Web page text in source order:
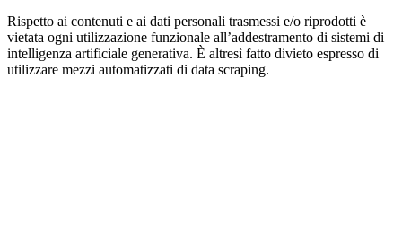
Rispetto ai contenuti e ai dati personali trasmessi e/o riprodotti è
vietata ogni utilizzazione funzionale all’addestramento di sistemi di
intelligenza artificiale generativa. È altresì fatto divieto espresso di
utilizzare mezzi automatizzati di data scraping.